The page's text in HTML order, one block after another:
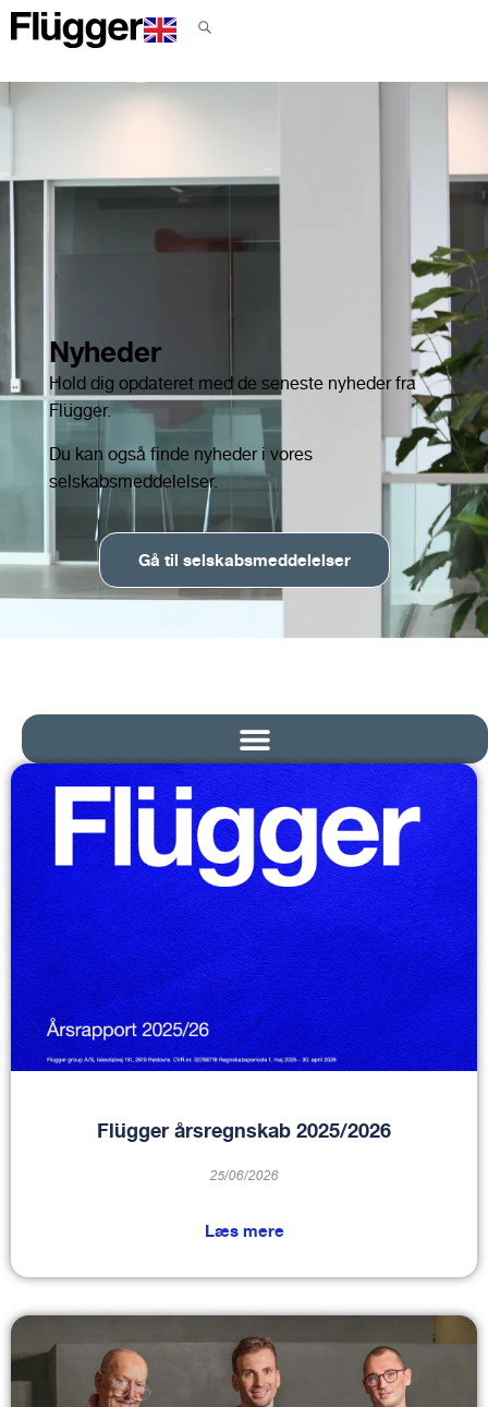
Nyheder
Hold dig opdateret med de seneste nyheder fra
Flügger.
Du kan også finde nyheder i vores
selskabsmeddelelser.
Gå til selskabsmeddelelser
Flügger årsregnskab 2025/2026
25/06/2026
Læs mere